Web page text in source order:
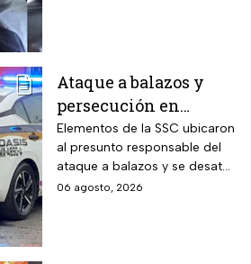
Ataque a balazos y
persecución en
Álvaro Obregón,
CDMX, hoy 6 de agosto
Elementos de la SSC ubicaron
al presunto responsable del
ataque a balazos y se desató
una persecución
06 agosto, 2026